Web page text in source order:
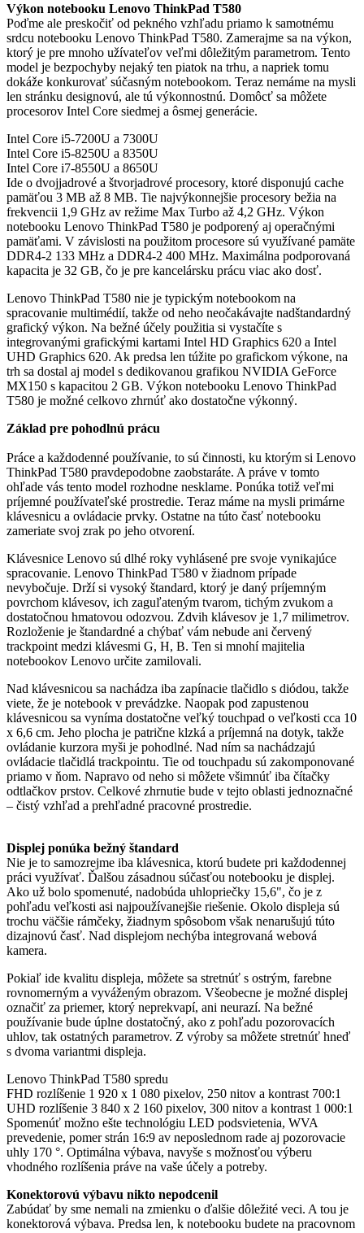
Výkon notebooku Lenovo ThinkPad T580
Poďme ale preskočiť od pekného vzhľadu priamo k samotnému
srdcu notebooku Lenovo ThinkPad T580. Zamerajme sa na výkon,
ktorý je pre mnoho užívateľov veľmi dôležitým parametrom. Tento
model je bezpochyby nejaký ten piatok na trhu, a napriek tomu
dokáže konkurovať súčasným notebookom. Teraz nemáme na mysli
len stránku designovú, ale tú výkonnostnú. Domôcť sa môžete
procesorov Intel Core siedmej a ôsmej generácie.
Intel Core i5-7200U a 7300U
Intel Core i5-8250U a 8350U
Intel Core i7-8550U a 8650U
Ide o dvojjadrové a štvorjadrové procesory, ktoré disponujú cache
pamäťou 3 MB až 8 MB. Tie najvýkonnejšie procesory bežia na
frekvencii 1,9 GHz av režime Max Turbo až 4,2 GHz. Výkon
notebooku Lenovo ThinkPad T580 je podporený aj operačnými
pamäťami. V závislosti na použitom procesore sú využívané pamäte
DDR4-2 133 MHz a DDR4-2 400 MHz. Maximálna podporovaná
kapacita je 32 GB, čo je pre kancelársku prácu viac ako dosť.
Lenovo ThinkPad T580 nie je typickým notebookom na
spracovanie multimédií, takže od neho neočakávajte nadštandardný
grafický výkon. Na bežné účely použitia si vystačíte s
integrovanými grafickými kartami Intel HD Graphics 620 a Intel
UHD Graphics 620. Ak predsa len túžite po grafickom výkone, na
trh sa dostal aj model s dedikovanou grafikou NVIDIA GeForce
MX150 s kapacitou 2 GB. Výkon notebooku Lenovo ThinkPad
T580 je možné celkovo zhrnúť ako dostatočne výkonný.
Základ pre pohodlnú prácu
Práce a každodenné používanie, to sú činnosti, ku ktorým si Lenovo
ThinkPad T580 pravdepodobne zaobstaráte. A práve v tomto
ohľade vás tento model rozhodne nesklame. Ponúka totiž veľmi
príjemné používateľské prostredie. Teraz máme na mysli primárne
klávesnicu a ovládacie prvky. Ostatne na túto časť notebooku
zameriate svoj zrak po jeho otvorení.
Klávesnice Lenovo sú dlhé roky vyhlásené pre svoje vynikajúce
spracovanie. Lenovo ThinkPad T580 v žiadnom prípade
nevybočuje. Drží si vysoký štandard, ktorý je daný príjemným
povrchom klávesov, ich zaguľateným tvarom, tichým zvukom a
dostatočnou hmatovou odozvou. Zdvih klávesov je 1,7 milimetrov.
Rozloženie je štandardné a chýbať vám nebude ani červený
trackpoint medzi klávesmi G, H, B. Ten si mnohí majitelia
notebookov Lenovo určite zamilovali.
Nad klávesnicou sa nachádza iba zapínacie tlačidlo s diódou, takže
viete, že je notebook v prevádzke. Naopak pod zapustenou
klávesnicou sa vyníma dostatočne veľký touchpad o veľkosti cca 10
x 6,6 cm. Jeho plocha je patrične klzká a príjemná na dotyk, takže
ovládanie kurzora myši je pohodlné. Nad ním sa nachádzajú
ovládacie tlačidlá trackpointu. Tie od touchpadu sú zakomponované
priamo v ňom. Napravo od neho si môžete všimnúť iba čítačky
odtlačkov prstov. Celkové zhrnutie bude v tejto oblasti jednoznačné
– čistý vzhľad a prehľadné pracovné prostredie.
Displej ponúka bežný štandard
Nie je to samozrejme iba klávesnica, ktorú budete pri každodennej
práci využívať. Ďalšou zásadnou súčasťou notebooku je displej.
Ako už bolo spomenuté, nadobúda uhlopriečky 15,6", čo je z
pohľadu veľkosti asi najpoužívanejšie riešenie. Okolo displeja sú
trochu väčšie rámčeky, žiadnym spôsobom však nenarušujú túto
dizajnovú časť. Nad displejom nechýba integrovaná webová
kamera.
Pokiaľ ide kvalitu displeja, môžete sa stretnúť s ostrým, farebne
rovnomerným a vyváženým obrazom. Všeobecne je možné displej
označiť za priemer, ktorý neprekvapí, ani neurazí. Na bežné
používanie bude úplne dostatočný, ako z pohľadu pozorovacích
uhlov, tak ostatných parametrov. Z výroby sa môžete stretnúť hneď
s dvoma variantmi displeja.
Lenovo ThinkPad T580 spredu
FHD rozlíšenie 1 920 x 1 080 pixelov, 250 nitov a kontrast 700:1
UHD rozlíšenie 3 840 x 2 160 pixelov, 300 nitov a kontrast 1 000:1
Spomenúť možno ešte technológiu LED podsvietenia, WVA
prevedenie, pomer strán 16:9 av neposlednom rade aj pozorovacie
uhly 170 °. Optimálna výbava, navyše s možnosťou výberu
vhodného rozlíšenia práve na vaše účely a potreby.
Konektorovú výbavu nikto nepodcenil
Zabúdať by sme nemali na zmienku o ďalšie dôležité veci. A tou je
konektorová výbava. Predsa len, k notebooku budete na pracovnom